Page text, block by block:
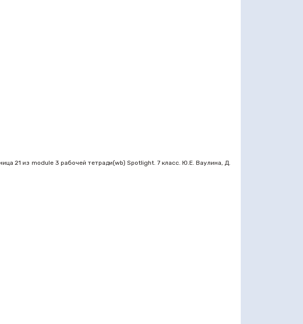
21 из module 3 рабочей тетради(wb) Spotlight. 7 класс. Ю.Е. Ваулина, Д.